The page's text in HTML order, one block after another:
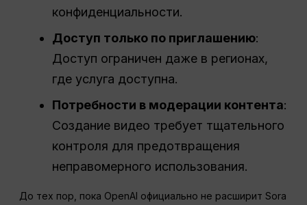
конфиденциальности.
Доступ только по приглашению:
Доступ ограничен даже в регионах,
где услуга доступна.
Потребности в модерации контента:
Создание видео требует тщательного
контроля для предотвращения
неправомерного использования.
До тех пор, пока OpenAI официально не расширит Sora